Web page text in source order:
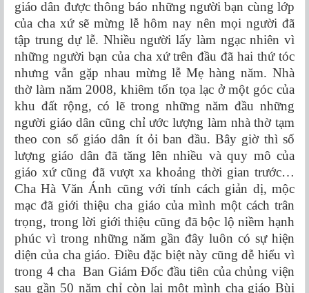
giáo dân được thông báo những người bạn cùng lớp
của cha xứ sẽ mừng lễ hôm nay nên mọi người đã
tập trung dự lễ. Nhiều người lấy làm ngạc nhiên vì
những người bạn của cha xứ trên đầu đã hai thứ tóc
nhưng vẫn gặp nhau mừng lễ Mẹ hàng năm. Nhà
thờ làm năm 2008, khiêm tốn tọa lạc ở một góc của
khu đất rộng, có lẽ trong những năm đầu những
người giáo dân cũng chỉ ước lượng làm nhà thờ tạm
theo con số giáo dân ít ỏi ban đầu. Bây giờ thì số
lượng giáo dân đã tăng lên nhiều và quy mô của
giáo xứ cũng đã vượt xa khoảng thời gian trước…
Cha Hà Văn Ánh cũng với tính cách giản dị, mộc
mạc đã giới thiệu cha giáo của mình một cách trân
trọng, trong lời giới thiệu cũng đã bộc lộ niềm hạnh
phúc vì trong những năm gần đây luôn có sự hiện
diện của cha giáo. Điều đặc biệt này cũng dễ hiểu vì
trong 4 cha Ban Giám Đốc đầu tiên của chủng viện
sau gần 50 năm chỉ còn lại một mình cha giáo Bùi